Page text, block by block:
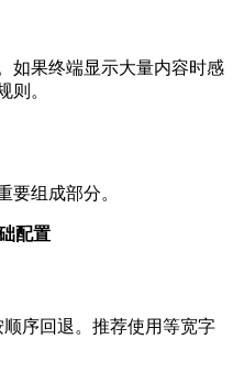
如果终端显示大量内容时感
则。
要组成部分。
配置
序回退。推荐使用等宽字